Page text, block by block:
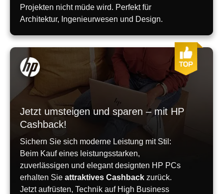
Projekten nicht müde wird. Perfekt für
Architektur, Ingenieurwesen und Design.
Jetzt umsteigen und sparen – mit HP
Cashback!
Sichern Sie sich moderne Leistung mit Stil:
Beim Kauf eines leistungsstarken,
zuverlässigen und elegant designten HP PCs
erhalten Sie attraktives Cashback zurück.
Jetzt aufrüsten, Technik auf High Business